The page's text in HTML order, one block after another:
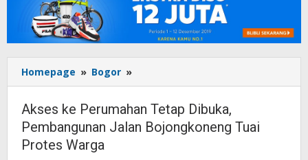
Homepage » Bogor »
ke
Perumahan
Tetap
Dibuka,
Akses ke Perumahan Tetap Dibuka,
Pembangunan Jalan Bojongkoneng Tuai
Protes Warga